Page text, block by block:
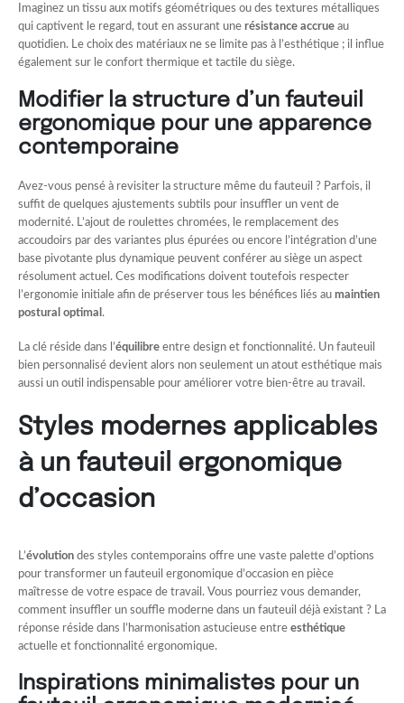
Imaginez un tissu aux motifs géométriques ou des textures métalliques
qui captivent le regard, tout en assurant une résistance accrue au
quotidien. Le choix des matériaux ne se limite pas à l’esthétique ; il influe
également sur le confort thermique et tactile du siège.
Modifier la structure d’un fauteuil
ergonomique pour une apparence
contemporaine
Avez-vous pensé à revisiter la structure même du fauteuil ? Parfois, il
suffit de quelques ajustements subtils pour insuffler un vent de
modernité. L’ajout de roulettes chromées, le remplacement des
accoudoirs par des variantes plus épurées ou encore l’intégration d’une
base pivotante plus dynamique peuvent conférer au siège un aspect
résolument actuel. Ces modifications doivent toutefois respecter
l’ergonomie initiale afin de préserver tous les bénéfices liés au maintien
postural optimal .
La clé réside dans l’équilibre entre design et fonctionnalité. Un fauteuil
bien personnalisé devient alors non seulement un atout esthétique mais
aussi un outil indispensable pour améliorer votre bien-être au travail.
Styles modernes applicables
à un fauteuil ergonomique
d’occasion
L’évolution des styles contemporains offre une vaste palette d’options
pour transformer un fauteuil ergonomique d’occasion en pièce
maîtresse de votre espace de travail. Vous pourriez vous demander,
comment insuffler un souffle moderne dans un fauteuil déjà existant ? La
réponse réside dans l’harmonisation astucieuse entre esthétique
actuelle et fonctionnalité ergonomique.
Inspirations minimalistes pour un